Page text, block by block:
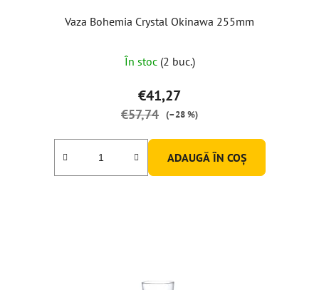
Vaza Bohemia Crystal Okinawa 255mm
În stoc (2 buc.)
€41,27
€57,74 (–28 %)
ADAUGĂ ÎN COŞ